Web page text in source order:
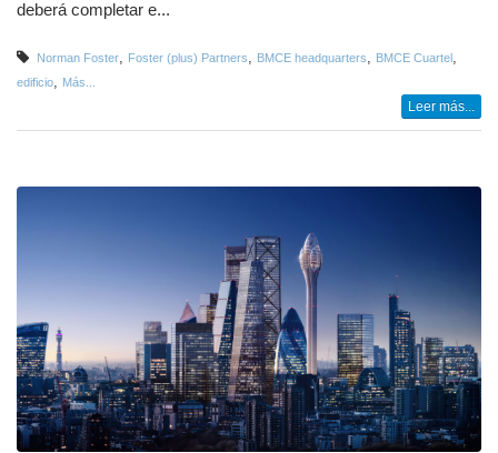
deberá completar e...
Norman Foster, Foster (plus) Partners, BMCE headquarters, BMCE Cuartel ,
edificio, Más...
Leer más...